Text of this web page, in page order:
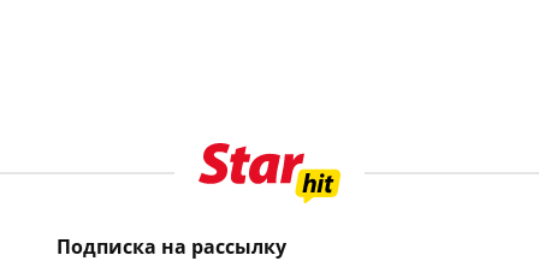
Подписка на рассылку